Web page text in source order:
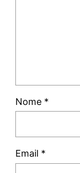
Nome *
Email *